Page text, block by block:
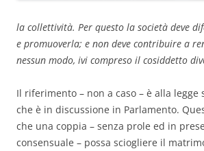
la collettività. Per questo la società deve
e promuoverla; e non deve contribuire a
nessun modo, ivi compreso il cosiddetto
Il riferimento – non a caso – è alla legge
che è in discussione in Parlamento.
che una coppia – senza prole ed in
consensuale – possa sciogliere il